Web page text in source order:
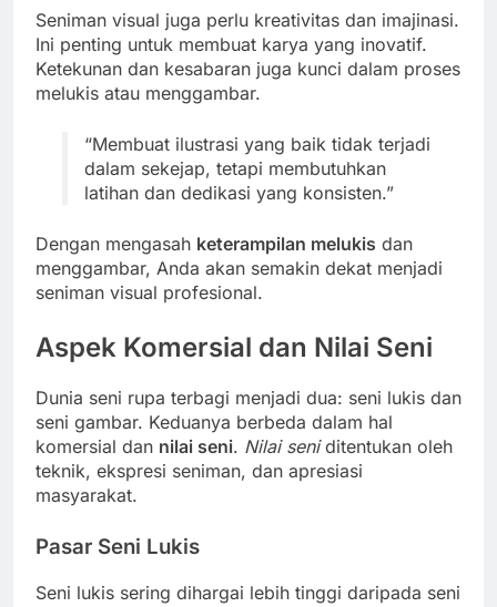
Seniman visual juga perlu kreativitas dan imajinasi.
Ini penting untuk membuat karya yang inovatif.
Ketekunan dan kesabaran juga kunci dalam proses
melukis atau menggambar.
“Membuat ilustrasi yang baik tidak terjadi
dalam sekejap, tetapi membutuhkan
latihan dan dedikasi yang konsisten.”
Dengan mengasah keterampilan melukis dan
menggambar, Anda akan semakin dekat menjadi
seniman visual profesional.
Aspek Komersial dan Nilai Seni
Dunia seni rupa terbagi menjadi dua: seni lukis dan
seni gambar. Keduanya berbeda dalam hal
komersial dan nilai seni. Nilai seniditentukan oleh
teknik, ekspresi seniman, dan apresiasi
masyarakat.
Pasar Seni Lukis
Seni lukis sering dihargai lebih tinggi daripada seni